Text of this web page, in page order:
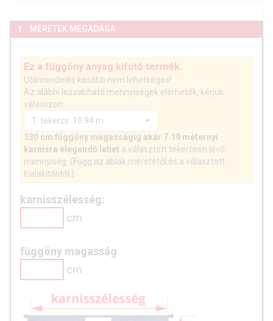
1 MÉRETEK MEGADÁSA:
Ez a függöny anyag kifutó termék.
Utánrendelés később nem lehetséges!
Az alábbi leszabható mennyiségek elérhetők, kérjük
válasszon:
1. tekercs: 10.94 m
130 cm függöny magasságig akár 7.19 méternyi
karnisra elegendő lehet a választott tekercsen lévő
mennyiség. (Függ az ablak méretétől és a választott
kialakítástól.)
karnisszélesség:
cm
függöny magasság:
cm